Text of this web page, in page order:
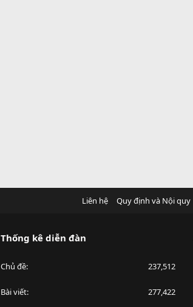
Liên hệ Quy định và Nội quy
Thống kê diễn đàn
Chủ đề 237,512
Bài viết 277,422